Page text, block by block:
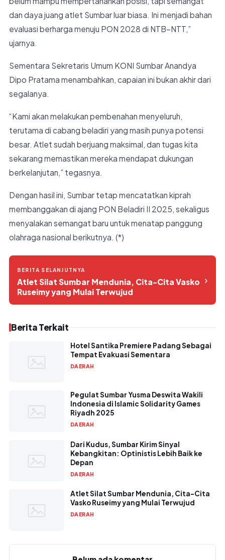
dan daya juang atlet Sumbar luar biasa. Ini menjadi bahan
evaluasi berharga menuju PON 2028 di NTB–NTT,”
ujarnya.
Sementara Sekretaris Umum KONI Sumbar Anandya
Dipo Pratama menambahkan, capaian ini bukan akhir dari
segalanya.
“Kami akan melakukan pembenahan menyeluruh,
terutama di cabang beladiri yang masih punya potensi
besar. Atlet sudah berjuang maksimal, dan tugas kita
sekarang memastikan mereka mendapat dukungan
berkelanjutan,” tegasnya.
Dengan hasil ini, Sumbar tetap mencatatkan kiprah
membanggakan di ajang PON Beladiri II 2025, sekaligus
menyalakan semangat baru untuk menatap panggung
olahraga nasional berikutnya. (*)
BERITA SELANJUTNYA
Atlet Silat Sumbar Mendunia, Cita-Cita Vasko
Ruseimy yang Mulai Terwujud
›
Berita Terkait
Hotel Santika Premiere Padang Sebagai
Tempat Evakuasi Sementara
DAERAH
Pegulat Sumbar Yusma Deswita Wakili
Indonesia di Islamic Solidarity Games
Riyadh 2025
DAERAH
Dari Kudus, Sumbar Kirim Sinyal
Kebangkitan: Optinistis Lebih Baik ke
Depan
DAERAH
Atlet Silat Sumbar Mendunia, Cita-Cita
Vasko Ruseimy yang Mulai Terwujud
DAERAH